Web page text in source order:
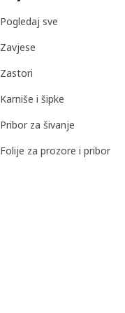
Pogledaj sve
Zavjese
Zastori
Karniše i šipke
Pribor za šivanje
Folije za prozore i pribor